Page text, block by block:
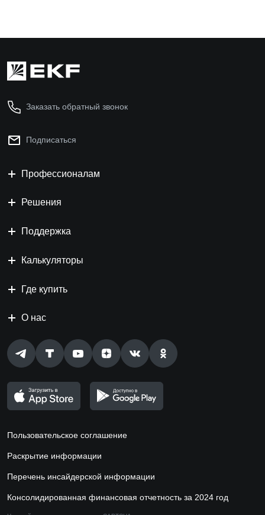
Заказать обратный звонок
Подписаться
Профессионалам
Решения
Поддержка
Калькуляторы
Где купить
О нас
Пользовательское соглашение
Раскрытие информации
Перечень инсайдерской информации
Консолидированная финансовая отчетность за 2024 год